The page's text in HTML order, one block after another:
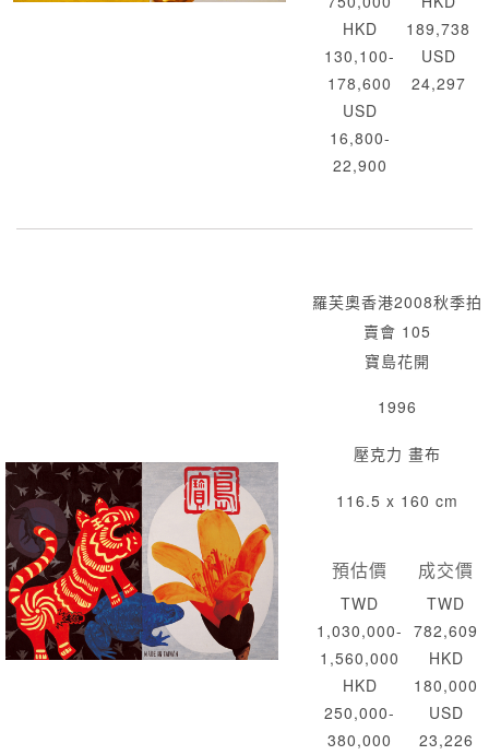
HKD
130,100-
178,600
USD
16,800-
22,900
189,738
USD
24,297
羅芙奧香港2008秋季拍
賣會 105
寶島花開
1996
壓克力 畫布
116.5 x 160 cm
預估價
TWD
1,030,000-
1,560,000
HKD
250,000-
380,000
成交價
TWD
782,609
HKD
180,000
USD
23,226